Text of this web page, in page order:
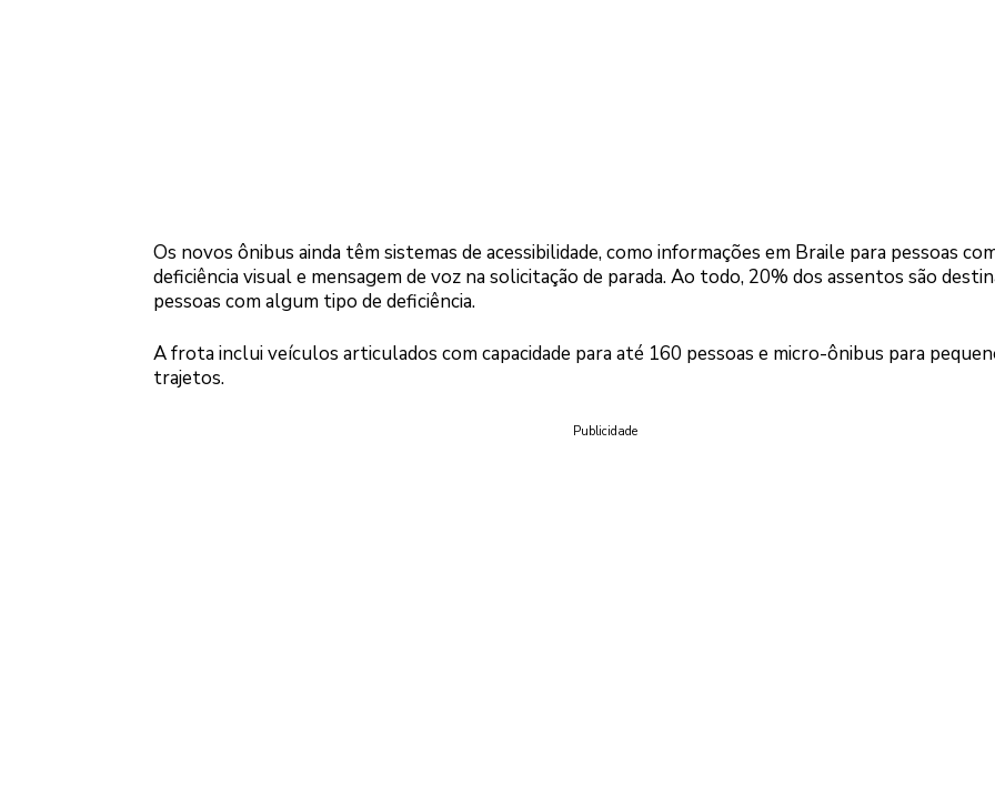
Os novos ônibus ainda têm sistemas de acessibilidade, como informações em Braile para pessoas
deficiência visual e mensagem de voz na solicitação de parada. Ao todo, 20% dos assentos são
pessoas com algum tipo de deficiência.
A frota inclui veículos articulados com capacidade para até 160 pessoas e micro-ônibus para
trajetos.
Publicidade